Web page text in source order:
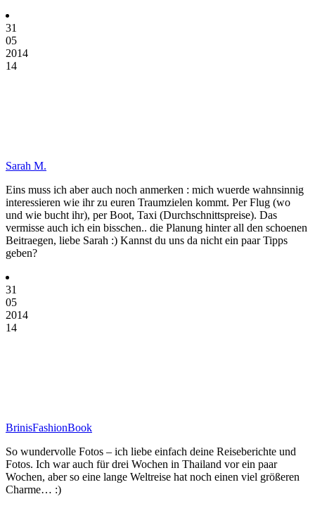
31
05
2014
14
Sarah M.
Eins muss ich aber auch noch anmerken : mich wuerde wahnsinnig
interessieren wie ihr zu euren Traumzielen kommt. Per Flug (wo
und wie bucht ihr), per Boot, Taxi (Durchschnittspreise). Das
vermisse auch ich ein bisschen.. die Planung hinter all den schoenen
Beitraegen, liebe Sarah :) Kannst du uns da nicht ein paar Tipps
geben?
31
05
2014
14
BrinisFashionBook
So wundervolle Fotos – ich liebe einfach deine Reiseberichte und
Fotos. Ich war auch für drei Wochen in Thailand vor ein paar
Wochen, aber so eine lange Weltreise hat noch einen viel größeren
Charme… :)